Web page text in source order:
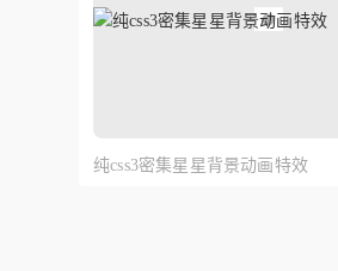
纯css3密集星星背景动画特效